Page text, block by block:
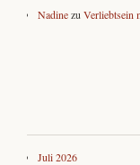
Nadinezu Verliebtsein
Juli 2026